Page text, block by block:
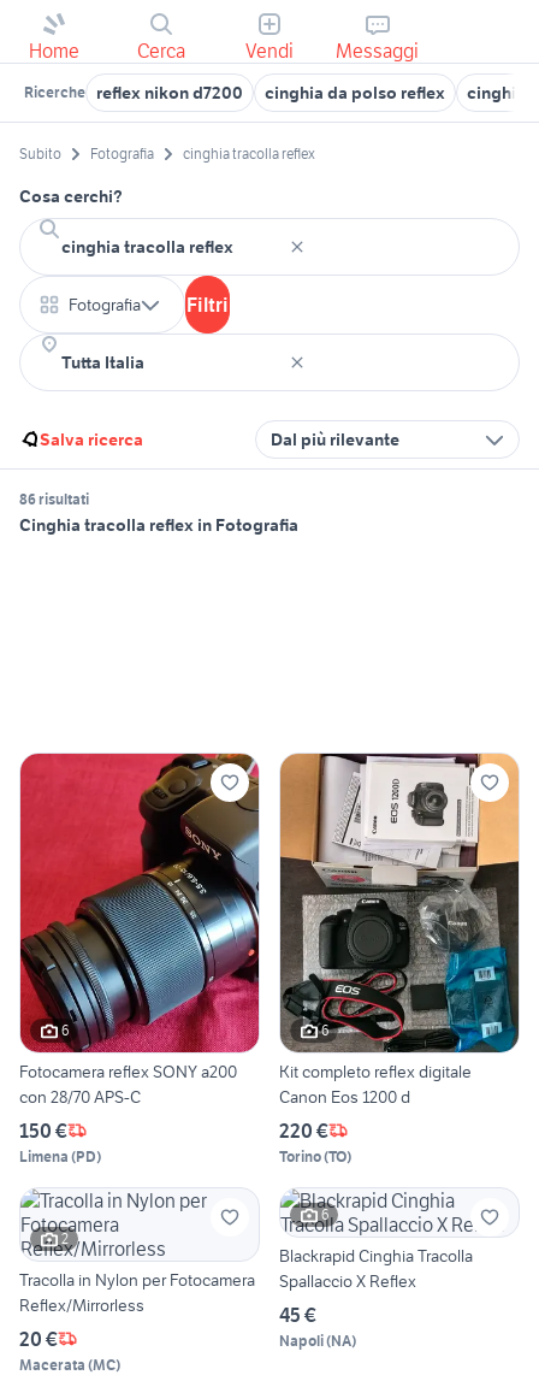
Home Cerca Vendi Messaggi
Ricerche reflex nikon d7200 cinghia da polso reflex cinghia
Subito Fotografia cinghia tracolla reflex
Cosa cerchi?
Fotografia Filtri
Salva ricerca Dal più rilevante
86 risultati
Cinghia tracolla reflex in Fotografia
6
Fotocamera reflex SONY a200
con 28/70 APS-C
150 €
Limena (PD)
6
Kit completo reflex digitale
Canon Eos 1200 d
220 €
Torino(TO)
2
Tracolla in Nylon per Fotocamera
Reflex/Mirrorless
20 €
Macerata (MC)
6
Blackrapid Cinghia Tracolla
Spallaccio X Reflex
45 €
Napoli(NA)